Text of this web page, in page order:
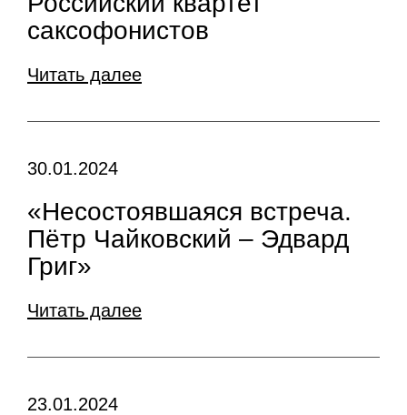
саксофонистов
Читать далее
30.01.2024
«Несостоявшаяся встреча.
Пётр Чайковский – Эдвард
Григ»
Читать далее
23.01.2024